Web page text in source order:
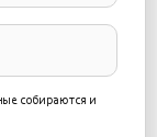
собираются и